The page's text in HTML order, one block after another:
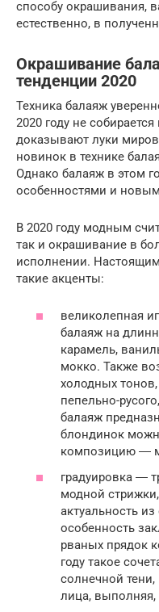
способу окрашивания,
естественно, в
Окрашивание
тенденции 2020
Техника балаяж
2020 году не
доказывают луки
новинок в технике
Однако балаяж в этом
особенностями и
В 2020 году модным
так и окрашивание в
исполнении.
такие акценты:
великолепная
балаяж на
карамель,
мокко. Также
холодных
пепельно-
балаяж
блондинок
композицию ―
градуировка ―
модной
актуальность
особенность
рваных прядок
году такое
солнечной тени,
лица, выполняя,